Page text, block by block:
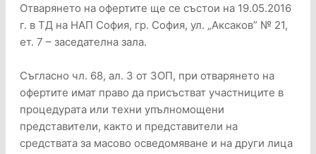
Отварянето на офертите ще се състои на 19.05.2016
г. в ТД на НАП София, гр. София, ул. „Аксаков” № 21,
ет. 7 – заседателна зала.
Съгласно чл. 68, ал. 3 от ЗОП, при отварянето на
офертите имат право да присъстват участниците в
процедурата или техни упълномощени
представители, както и представители на
средствата за масово осведомяване и на други лица